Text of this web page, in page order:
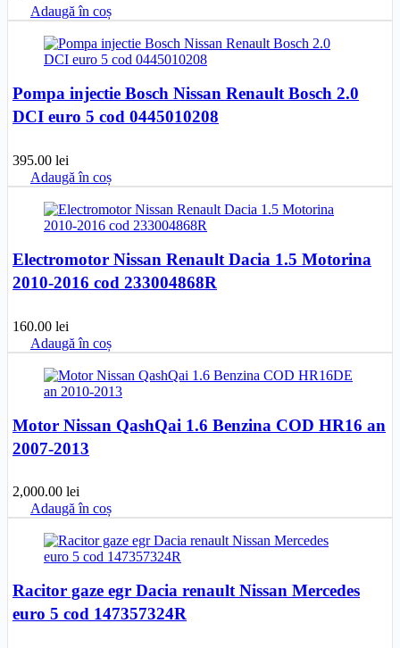
Adaugă în coș
Pompa injectie Bosch Nissan Renault Bosch 2.0
DCI euro 5 cod 0445010208
395.00 lei
Adaugă în coș
Electromotor Nissan Renault Dacia 1.5 Motorina
2010-2016 cod 233004868R
160.00 lei
Adaugă în coș
Motor Nissan QashQai 1.6 Benzina COD HR16 an
2007-2013
2,000.00 lei
Adaugă în coș
Racitor gaze egr Dacia renault Nissan Mercedes
euro 5 cod 147357324R